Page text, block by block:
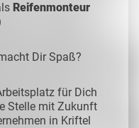
Reifenmonteur
Dir Spaß?
für Dich
Stelle mit Zukunft
in Kriftel